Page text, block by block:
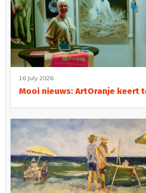
16 July 2026
Mooi nieuws: ArtOranje keert